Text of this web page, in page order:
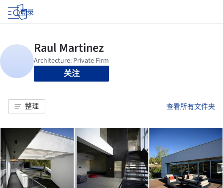
登录
关注
整理 查看所有文件夹